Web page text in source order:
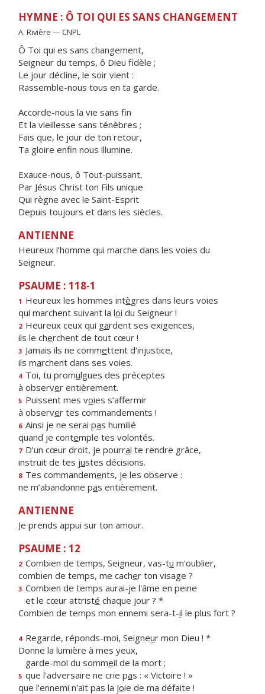
HYMNE : Ô TOI QUI ES SANS CHANGEMENT
A. Rivière — CNPL
Ô Toi qui es sans changement,
Seigneur du temps, ô Dieu fidèle ;
Le jour décline, le soir vient :
Rassemble-nous tous en ta garde.
Accorde-nous la vie sans fin
Et la vieillesse sans ténèbres ;
Fais que, le jour de ton retour,
Ta gloire enfin nous illumine.
Exauce-nous, ô Tout-puissant,
Par Jésus Christ ton Fils unique
Qui règne avec le Saint-Esprit
Depuis toujours et dans les siècles.
ANTIENNE
Heureux l’homme qui marche dans les voies du
Seigneur.
PSAUME : 118-1
1 Heureux les hommes intègres dans leurs voies
qui marchent suivant la loi du Seigneur !
2 Heureux ceux qui gardent ses exigences,
ils le cherchent de tout cœur !
3 Jamais ils ne commettent d’injustice,
ils marchent dans ses voies.
4 Toi, tu promulgues des préceptes
à observer entièrement.
5 Puissent mes voies s’affermir
à observer tes commandements !
6 Ainsi je ne serai pas humilié
quand je contemple tes volontés.
7 D’un cœur droit, je pourrai te rendre grâce,
instruit de tes justes décisions.
8 Tes commandements, je les observe :
ne m’abandonne pas entièrement.
ANTIENNE
Je prends appui sur ton amour.
PSAUME : 12
2 Combien de temps, Seigneur, vas-tu m'oublier,
combien de temps, me cacher ton visage ?
3 Combien de temps aurai-je l'âme en peine
et le cœur attristé chaque jour ? *
Combien de temps mon ennemi sera-t-il le plus fort ?
4 Regarde, réponds-moi, Seigneur mon Dieu ! *
Donne la lumière à mes yeux,
garde-moi du sommeil de la mort ;
5 que l'adversaire ne crie pas : « Victoire ! »
que l'ennemi n'ait pas la joie de ma défaite !